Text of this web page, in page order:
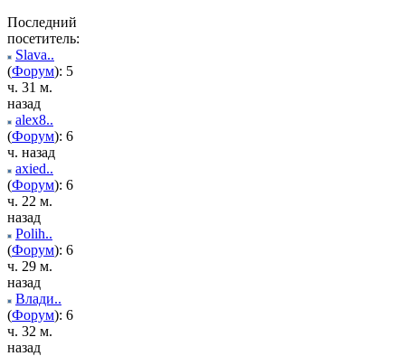
Последний
посетитель:
Slava..
(Форум): 5
ч. 31 м.
назад
alex8..
(Форум): 6
ч. назад
axied..
(Форум): 6
ч. 22 м.
назад
Polih..
(Форум): 6
ч. 29 м.
назад
Влади..
(Форум): 6
ч. 32 м.
назад